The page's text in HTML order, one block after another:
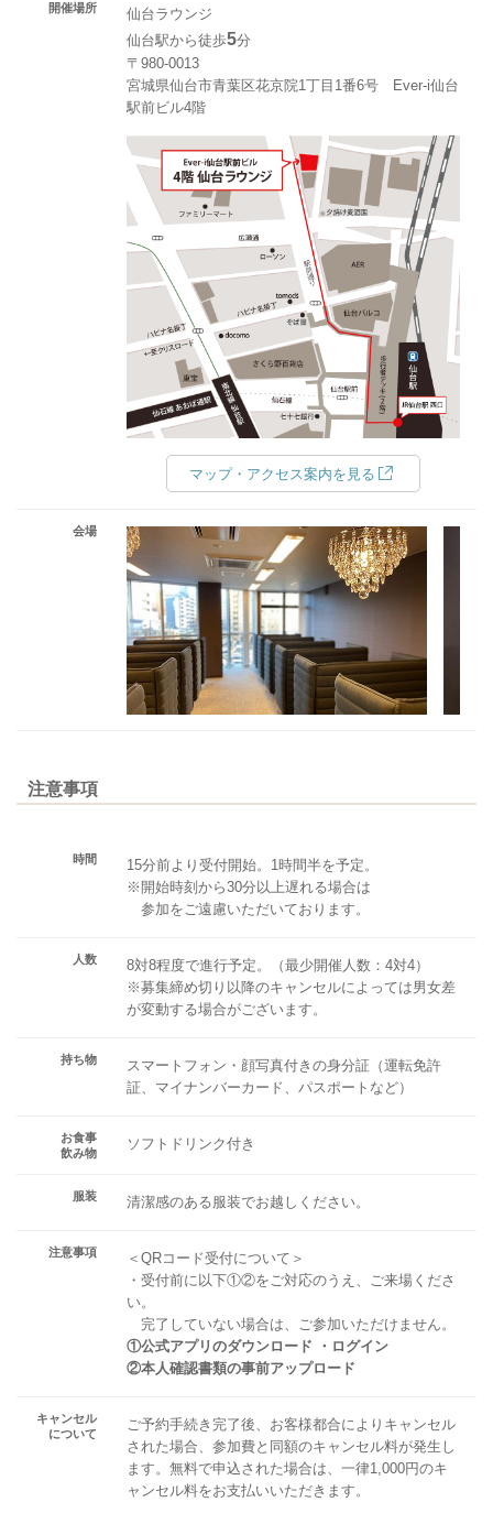
開催場所
仙台ラウンジ
仙台駅から徒歩5分
〒980-0013
宮城県仙台市青葉区花京院1丁目1番6号 Ever-i仙台
駅前ビル4階
マップ・アクセス案内を見る
会場
注意事項
時間
15分前より受付開始。1時間半を予定。
※開始時刻から30分以上遅れる場合は
参加をご遠慮いただいております。
人数
8対8程度で進行予定。（最少開催人数：4対4）
※募集締め切り以降のキャンセルによっては男女差
が変動する場合がございます。
持ち物
スマートフォン・顔写真付きの身分証（運転免許
証、マイナンバーカード、パスポートなど）
お食事
飲み物
ソフトドリンク付き
服装 清潔感のある服装でお越しください。
注意事項
＜QRコード受付について＞
・受付前に以下①②をご対応のうえ、ご来場くださ
い。
完了していない場合は、ご参加いただけません。
①公式アプリのダウンロード ・ログイン
②本人確認書類の事前アップロード
キャンセル
について
ご予約手続き完了後、お客様都合によりキャンセル
された場合、参加費と同額のキャンセル料が発生し
ます。無料で申込された場合は、一律1,000円のキ
ャンセル料をお支払いいただきます。